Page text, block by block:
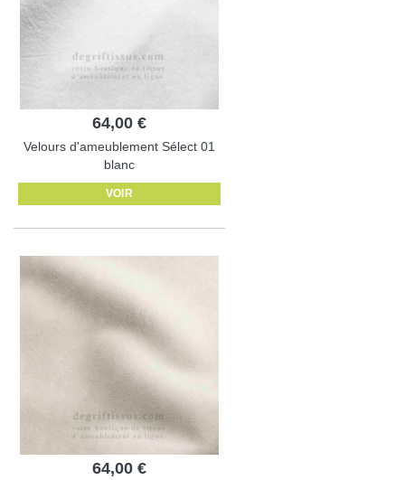
64,00 €
Velours d'ameublement Sélect 01
blanc
VOIR
64,00 €